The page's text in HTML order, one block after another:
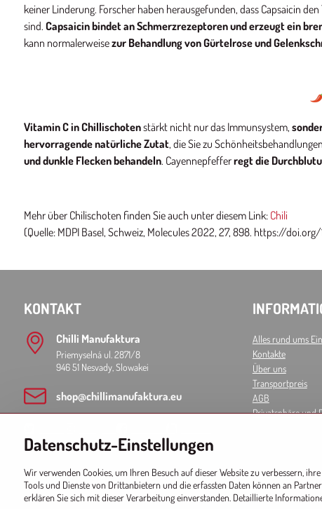
keiner Linderung. Forscher haben herausgefunden, dass Capsaicin
sind. Capsaicin bindet an Schmerzrezeptoren und erzeugt ein
kann normalerweisezur Behandlung von Gürtelrose und
Vitamin C in Chillischotenstärkt nicht nur das Immunsystem,
hervorragende natürliche Zutat, die Sie zu
und dunkle Flecken behandeln. Cayennepfefferregt die
Mehr über Chilischoten finden Sie auch unter diesem Link: Chili
(Quelle: MDPI Basel, Schweiz, Molecules 2022, 27, 898. https://
KONTAKT
Chilli Manufaktura
Priemyselná ul. 2871/8
946 51 Nesvady, Slowakei
shop​@chillimanufaktura​.eu
Spotify
Alles rund ums
Kontakte
Über uns
Transportpreis
AGB
Privatsphäre und
Datenschutz-Einstellungen
Wir verwenden Cookies, um Ihren Besuch auf dieser Website zu verbessern,
Tools und Dienste von Drittanbietern und die erfassten Daten können an
erklären Sie sich mit dieser Verarbeitung einverstanden. Detaillierte